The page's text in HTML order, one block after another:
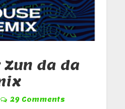
Zun da da
29 Comments